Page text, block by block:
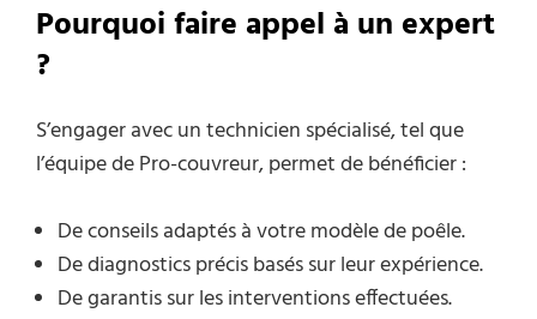
Pourquoi faire appel à un expert
?
S’engager avec un technicien spécialisé, tel que
l’équipe de Pro-couvreur, permet de bénéficier :
De conseils adaptés à votre modèle de poêle.
De diagnostics précis basés sur leur expérience.
De garantis sur les interventions effectuées.